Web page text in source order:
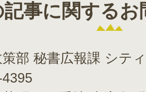
記事に関するお
部 秘書広報課 シテ